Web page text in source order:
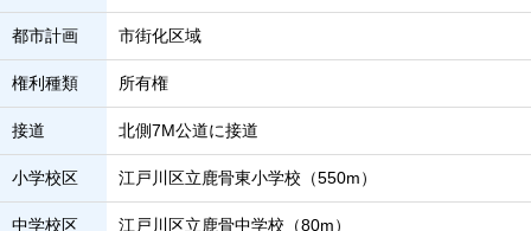
都市計画 市街化区域
権利種類 所有権
接道 北側7M公道に接道
小学校区 江戸川区立鹿骨東小学校（550m）
中学校区 江戸川区立鹿骨中学校（80m）